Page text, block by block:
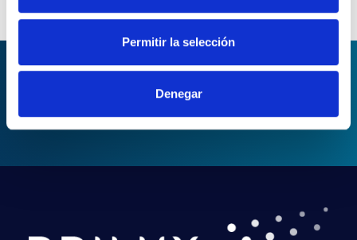
Permitir la selección
Denegar
PEDIDO DE INFORMAÇÃO